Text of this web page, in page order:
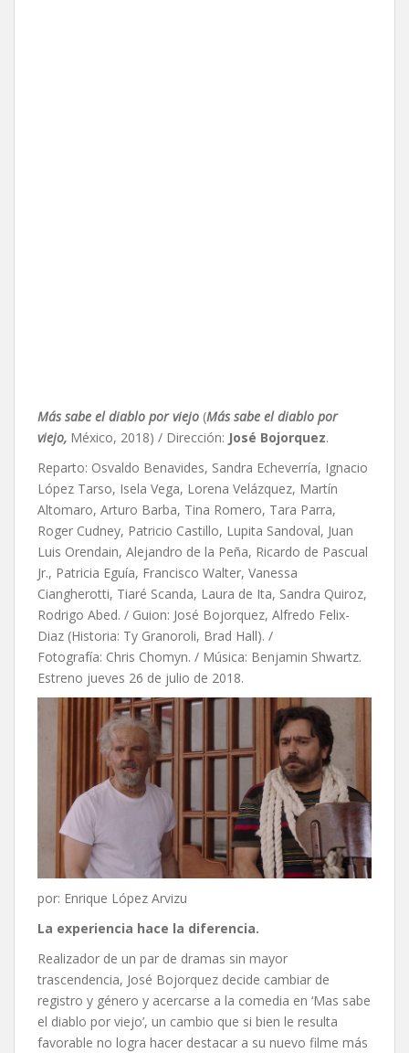
Más sabe el diablo por viejo (Más sabe el diablo por
viejo, México, 2018) / Dirección: José Bojorquez.
Reparto: Osvaldo Benavides, Sandra Echeverría, Ignacio
López Tarso, Isela Vega, Lorena Velázquez, Martín
Altomaro, Arturo Barba, Tina Romero, Tara Parra,
Roger Cudney, Patricio Castillo, Lupita Sandoval, Juan
Luis Orendain, Alejandro de la Peña, Ricardo de Pascual
Jr., Patricia Eguía, Francisco Walter, Vanessa
Ciangherotti, Tiaré Scanda, Laura de Ita, Sandra Quiroz,
Rodrigo Abed. / Guion: José Bojorquez, Alfredo Felix-
Diaz (Historia: Ty Granoroli, Brad Hall). /
Fotografía: Chris Chomyn. / Música: Benjamin Shwartz.
Estreno jueves 26 de julio de 2018.
por: Enrique López Arvizu
La experiencia hace la diferencia.
Realizador de un par de dramas sin mayor
trascendencia, José Bojorquez decide cambiar de
registro y género y acercarse a la comedia en ‘Mas sabe
el diablo por viejo’, un cambio que si bien le resulta
favorable no logra hacer destacar a su nuevo filme más